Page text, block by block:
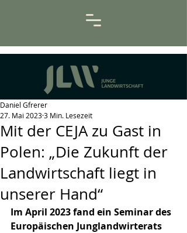
Mit der CEJA zu Gast in
Polen: „Die Zukunft der
Landwirtschaft liegt in
unserer Hand“
Daniel Gfrerer
27. Mai 20233 Min. Lesezeit
Im April 2023 fand ein Seminar des
Europäischen Junglandwirterats